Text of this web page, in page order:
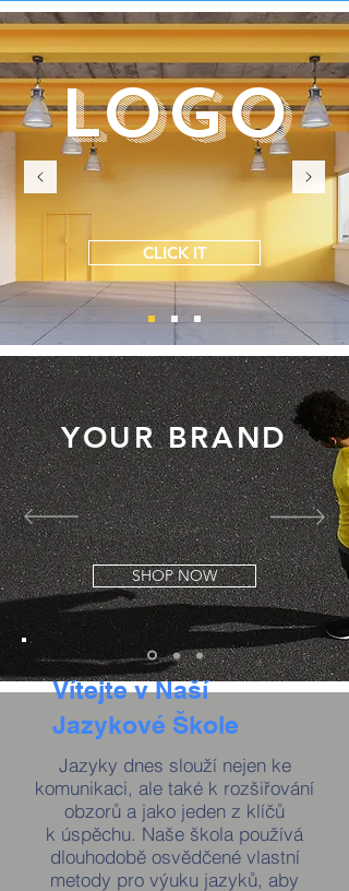
LOGO
CLICK IT
YOUR BRAND
SHOP NOW
Vítejte v Naší
Jazykové Škole
Jazyky dnes slouží nejen ke
komunikaci, ale také k rozšiřování
obzorů a jako jeden z klíčů
k úspěchu. Naše škola používá
dlouhodobě osvědčené vlastní
metody pro výuku jazyků, aby